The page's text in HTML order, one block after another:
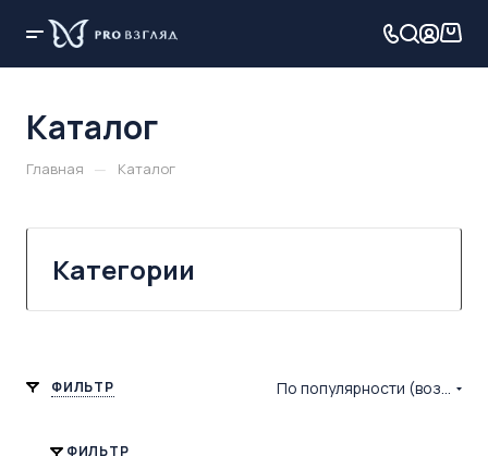
Каталог
Главная — Каталог
Категории
ФИЛЬТР По популярности (возрастание)
ФИЛЬТР